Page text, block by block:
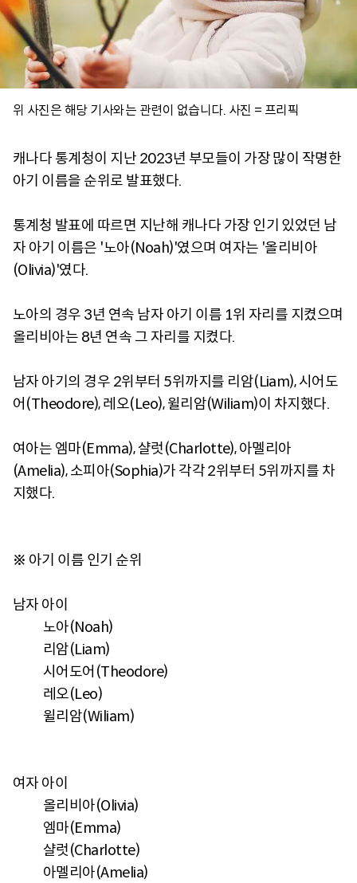
위 사진은 해당 기사와는 관련이 없습니다. 사진 = 프리픽
캐나다 통계청이 지난 2023년 부모들이 가장 많이 작명한
아기 이름을 순위로 발표했다.
통계청 발표에 따르면 지난해 캐나다 가장 인기 있었던 남
자 아기 이름은 '노아(Noah)'였으며 여자는 '올리비아
(Olivia)'였다.
노아의 경우 3년 연속 남자 아기 이름 1위 자리를 지켰으며
올리비아는 8년 연속 그 자리를 지켰다.
남자 아기의 경우 2위부터 5위까지를 리암(Liam), 시어도
어(Theodore), 레오(Leo), 윌리암(Wiliam)이 차지했다.
여아는 엠마(Emma), 샬럿(Charlotte), 아멜리아
(Amelia), 소피아(Sophia)가 각각 2위부터 5위까지를 차
지했다.
※ 아기 이름 인기 순위
남자 아이
노아(Noah)
리암(Liam)
시어도어(Theodore)
레오(Leo)
윌리암(Wiliam)
여자 아이
올리비아(Olivia)
엠마(Emma)
샬럿(Charlotte)
아멜리아(Amelia)